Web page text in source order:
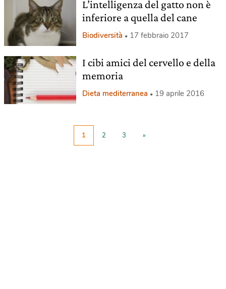
L’intelligenza del gatto non è
inferiore a quella del cane
Biodiversità 17 febbraio 2017
I cibi amici del cervello e della
memoria
Dieta mediterranea 19 aprile 2016
1 2 3 »